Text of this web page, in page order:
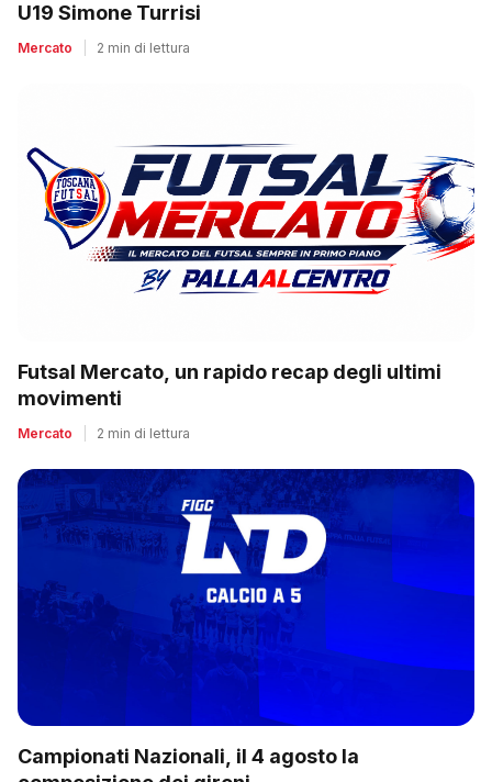
U19 Simone Turrisi
Mercato 2 min di lettura
Futsal Mercato, un rapido recap degli ultimi
movimenti
Mercato 2 min di lettura
Campionati Nazionali, il 4 agosto la